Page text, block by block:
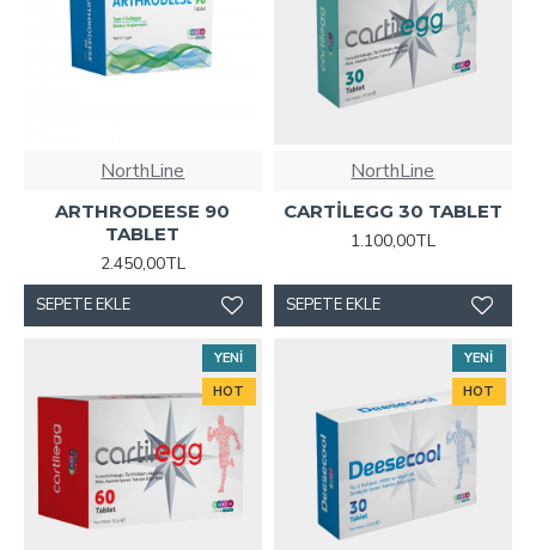
NorthLine
ARTHRODEESE 90
TABLET
2.450,00TL
SEPETE EKLE
NorthLine
CARTİLEGG 30 TABLET
1.100,00TL
SEPETE EKLE
YENI
HOT
YENI
HOT